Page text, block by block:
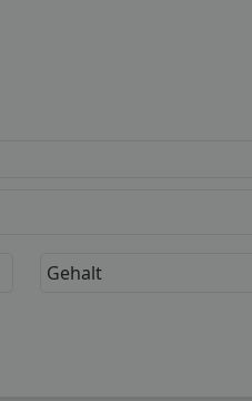
Gehalt